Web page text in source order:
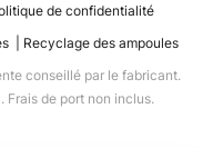
de confidentialité
Recyclage des ampoules
conseillé par le fabricant.
Frais de port non inclus.